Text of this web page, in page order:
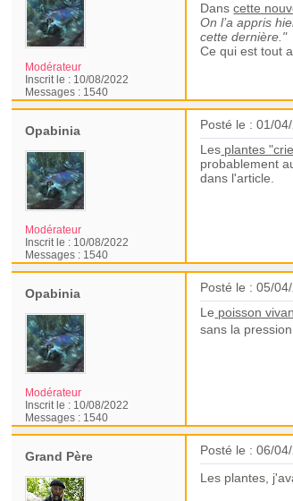
Modérateur
Inscrit le : 10/08/2022
Messages : 1540
Danscette
On l’a appris
cette dernière."
Ce qui est tout
Opabinia
Modérateur
Inscrit le : 10/08/2022
Messages : 1540
Posté le : 01/
Les plantes
probablement
dans l'article.
Opabinia
Modérateur
Inscrit le : 10/08/2022
Messages : 1540
Posté le : 05/
Le poisson
sans la
Grand Père
Posté le : 06/
Les plantes,